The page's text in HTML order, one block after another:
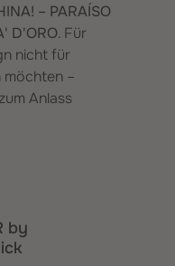
– PARAÍSO
D'ORO. Für
nicht für
möchten –
Anlass
by